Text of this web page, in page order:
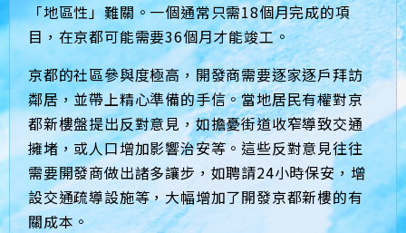
「地區性」難關。一個通常只需18個月完成的項
目，在京都可能需要36個月才能竣工。
京都的社區參與度極高，開發商需要逐家逐戶拜訪
鄰居，並帶上精心準備的手信。當地居民有權對京
都新樓盤提出反對意見，如擔憂街道收窄導致交通
擁堵，或人口增加影響治安等。這些反對意見往往
需要開發商做出諸多讓步，如聘請24小時保安，增
設交通疏導設施等，大幅增加了開發京都新樓的有
關成本。